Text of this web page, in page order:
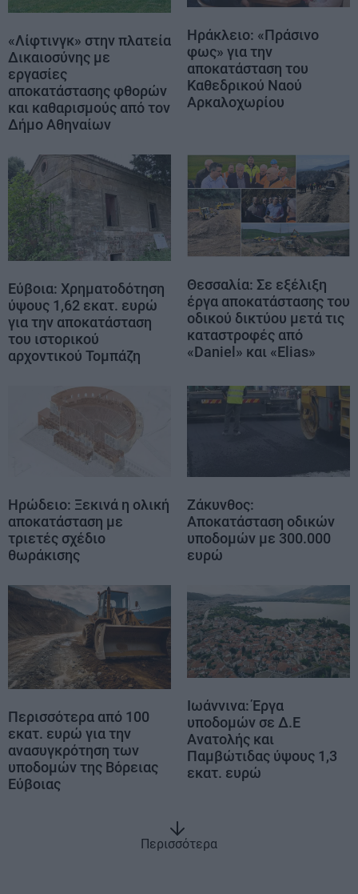
«Λίφτινγκ» στην πλατεία
Δικαιοσύνης με
εργασίες
αποκατάστασης φθορών
και καθαρισμούς από τον
Δήμο Αθηναίων
Ηράκλειο: «Πράσινο
φως» για την
αποκατάσταση του
Καθεδρικού Ναού
Αρκαλοχωρίου
Εύβοια: Χρηματοδότηση
ύψους 1,62 εκατ. ευρώ
για την αποκατάσταση
του ιστορικού
αρχοντικού Τομπάζη
Θεσσαλία: Σε εξέλιξη
έργα αποκατάστασης του
οδικού δικτύου μετά τις
καταστροφές από
«Daniel» και «Elias»
Ηρώδειο: Ξεκινά η ολική
αποκατάσταση με
τριετές σχέδιο
θωράκισης
Ζάκυνθος:
Αποκατάσταση οδικών
υποδομών με 300.000
ευρώ
Περισσότερα από 100
εκατ. ευρώ για την
ανασυγκρότηση των
υποδομών της Βόρειας
Εύβοιας
Ιωάννινα: Έργα
υποδομών σε Δ.Ε
Ανατολής και
Παμβώτιδας ύψους 1,3
εκατ. ευρώ
Περισσότερα